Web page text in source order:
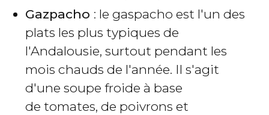
Gazpacho : le gaspacho est l'un des
plats les plus typiques de
l'Andalousie, surtout pendant les
mois chauds de l'année. Il s'agit
d'une soupe froide à base
de tomates, de poivrons et